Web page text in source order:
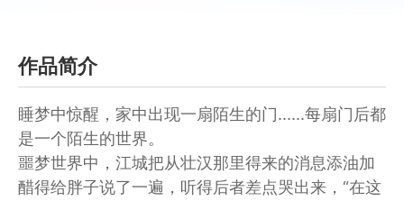
作品简介
睡梦中惊醒，家中出现一扇陌生的门......每扇门后都
是一个陌生的世界。
噩梦世界中，江城把从壮汉那里得来的消息添油加
醋得给胖子说了一遍，听得后者差点哭出来，“在这